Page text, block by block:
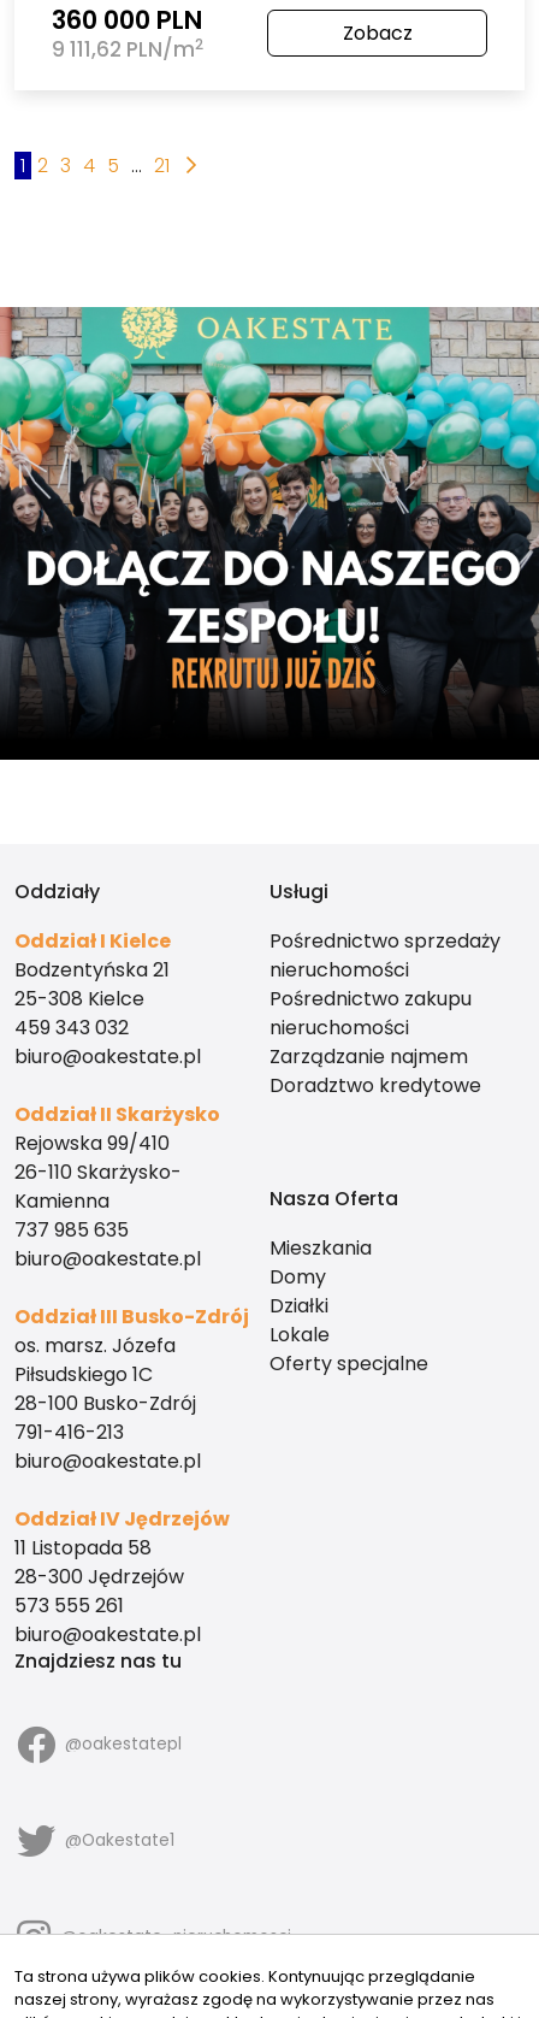
360 000 PLN
9 111,62 PLN/m2 Zobacz
1 2 3 4 5 ... 21
Oddziały
Oddział I Kielce
Bodzentyńska 21
25-308 Kielce
459 343 032
biuro@oakestate.pl
Oddział II Skarżysko
Rejowska 99/410
26-110 Skarżysko-
Kamienna
737 985 635
biuro@oakestate.pl
Oddział III Busko-Zdrój
os. marsz. Józefa
Piłsudskiego 1C
28-100 Busko-Zdrój
791-416-213
biuro@oakestate.pl
Oddział IV Jędrzejów
11 Listopada 58
28-300 Jędrzejów
573 555 261
biuro@oakestate.pl
Usługi
Pośrednictwo sprzedaży
nieruchomości
Pośrednictwo zakupu
nieruchomości
Zarządzanie najmem
Doradztwo kredytowe
Nasza Oferta
Mieszkania
Domy
Działki
Lokale
Oferty specjalne
Znajdziesz nas tu
@oakestatepl
@Oakestate1
@oakestate_nieruchomosci
Ta strona używa plików cookies. Kontynuując przeglądanie
naszej strony, wyrażasz zgodę na wykorzystywanie przez nas